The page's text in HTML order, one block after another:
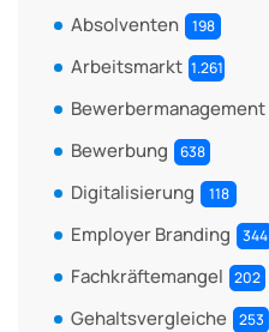
Absolventen 198
Arbeitsmarkt 1.261
Bewerbermanagement
Bewerbung 638
Digitalisierung 118
Employer Branding 344
Fachkräftemangel 202
Gehaltsvergleiche 253